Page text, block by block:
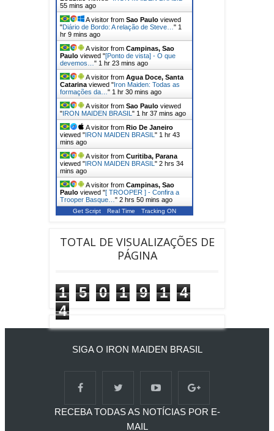
55 mins ago
A visitor from Sao Paulo viewed
"Diário de Bordo: A relação de Steve… " 1
hr 9 mins ago
A visitor from Campinas, Sao
Paulo viewed "[Ponto de vista] - O que
devemos… " 1 hr 23 mins ago
A visitor from Agua Doce, Santa
Catarina viewed "Iron Maiden: Todas as
formações da… " 1 hr 30 mins ago
A visitor from Sao Paulo viewed
"IRON MAIDEN BRASIL " 1 hr 37 mins ago
A visitor from Rio De Janeiro
viewed "IRON MAIDEN BRASIL " 1 hr 43
mins ago
A visitor from Curitiba, Parana
viewed "IRON MAIDEN BRASIL " 2 hrs 34
mins ago
A visitor from Campinas, Sao
Paulo viewed "[ TROOPER ] - Confira a
Trooper Basque… " 2 hrs 50 mins ago
Get Script Real Time Tracking ON
TOTAL DE VISUALIZAÇÕES DE
PÁGINA
1 5 0 1 9 1
4
4
SIGA O IRON MAIDEN BRASIL
RECEBA TODAS AS NOTÍCIAS POR E-
MAIL